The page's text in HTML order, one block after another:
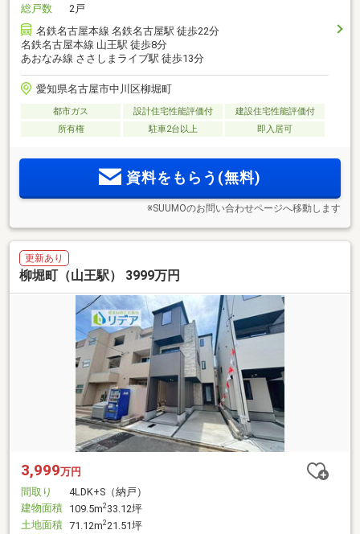
総戸数
2戸
名鉄名古屋本線 名鉄名古屋駅 徒歩22分
名鉄名古屋本線 山王駅 徒歩8分
あおなみ線 ささしまライブ駅 徒歩13分
愛知県名古屋市中川区柳堀町
都市ガス 設計住宅性能評価付
建設住宅性能評価付
所有権
駐車2台以上 即入居可
資料をもらう(無料)
※SUUMOのお問い合わせページへ移動します
更新あり
柳堀町（山王駅） 3999万円
3,999万円
間取り
4LDK+S（納戸）
建物面積 109.5m2 33.12坪
土地面積 71.12m221.51坪